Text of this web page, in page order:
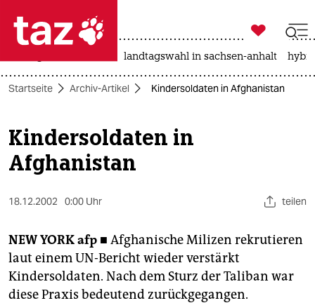
 taz zahl ich
taz zahl ich
themen
politik
kultur
sport

taz zahl ich
landtagswahl in sachsen-anhalt
Startseite Archiv-Artikel Kindersoldaten in Afghanistan
Kindersoldaten in
Afghanistan
18.12.2002 0:00 Uhr teilen
NEW YORKafp ■ Afghanische Milizen rekrutieren
laut einem UN-Bericht wieder verstärkt
Kindersoldaten. Nach dem Sturz der Taliban war
diese Praxis bedeutend zurückgegangen.